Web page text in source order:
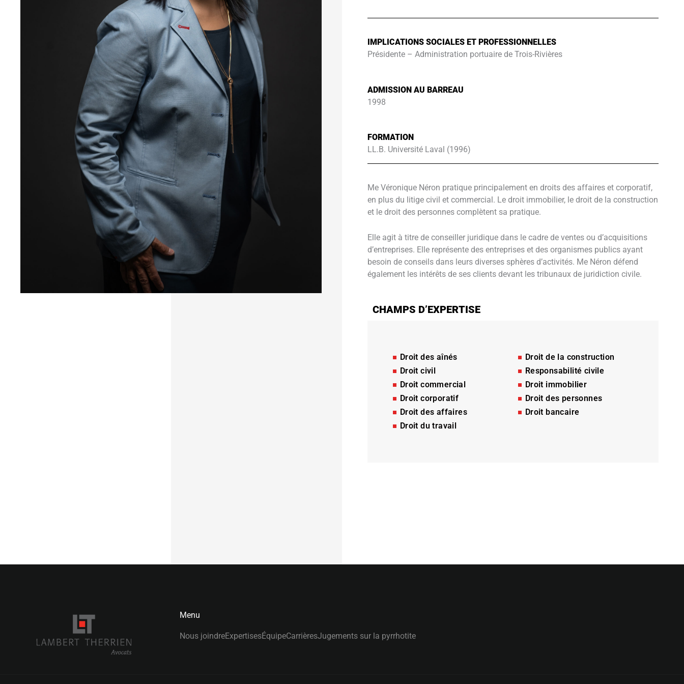
IMPLICATIONS SOCIALES ET PROFESSIONNELLES
Présidente – Administration portuaire de Trois-Rivières
ADMISSION AU BARREAU
1998
FORMATION
LL.B. Université Laval (1996)
Me Véronique Néron pratique principalement en droits des affaires et corporatif,
en plus du litige civil et commercial. Le droit immobilier, le droit de la construction
et le droit des personnes complètent sa pratique.
Elle agit à titre de conseiller juridique dans le cadre de ventes ou d’acquisitions
d’entreprises. Elle représente des entreprises et des organismes publics ayant
besoin de conseils dans leurs diverses sphères d’activités. Me Néron défend
également les intérêts de ses clients devant les tribunaux de juridiction civile.
CHAMPS D’EXPERTISE
Droit des aînés
Droit civil
Droit commercial
Droit corporatif
Droit des affaires
Droit du travail
Droit de la construction
Responsabilité civile
Droit immobilier
Droit des personnes
Droit bancaire
Menu
Nous joindreExpertisesÉquipeCarrièresJugements sur la pyrrhotite